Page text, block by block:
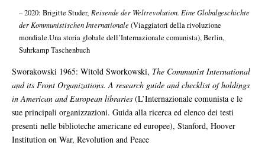
– 2020: Brigitte Studer, Reisende der Weltrevolution. Eine Globalgeschichte
der Kommunistischen Internationale (Viaggiatori della rivoluzione
mondiale.Una storia globale dell’Internazionale comunista), Berlin,
Suhrkamp Taschenbuch
Sworakowski 1965: Witold Sworkowski, The Communist International
and its Front Organizations. A research guide and checklist of holdings
in American and European libraries (L’Internazionale comunista e le
sue principali organizzazioni. Guida alla ricerca ed elenco dei testi
presenti nelle biblioteche americane ed europee), Stanford, Hoover
Institution on War, Revolution and Peace